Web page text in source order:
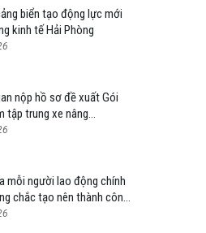
biển tạo động lực mới
kinh tế Hải Phòng
nộp hồ sơ đề xuất Gói
tập trung xe nâng
Tổng công ty Hàng hải
mỗi người lao động chính
chắc tạo nên thành công